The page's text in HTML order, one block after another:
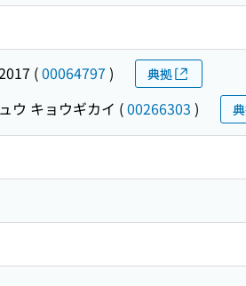
(00064797 ) 典拠
ウ キョウギカイ (00266303 )